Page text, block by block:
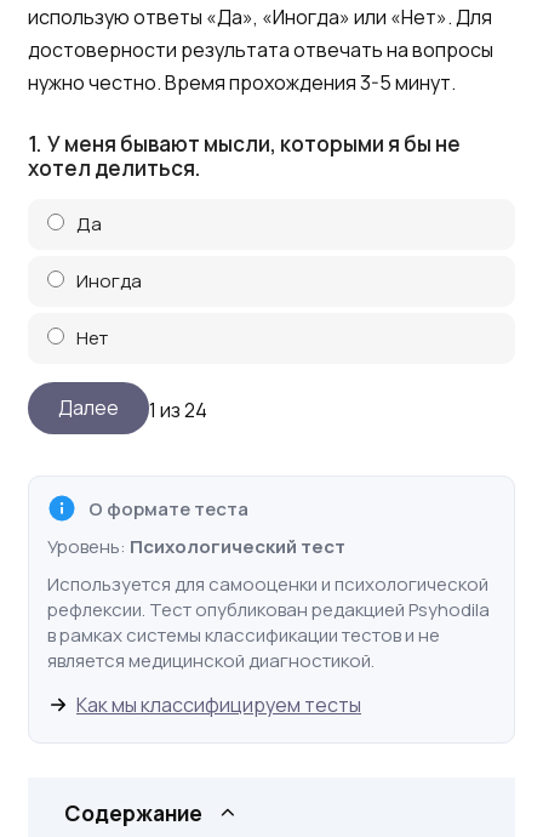
использую ответы «Да», «Иногда» или «Нет». Для
достоверности результата отвечать на вопросы
нужно честно. Время прохождения 3-5 минут.
1. У меня бывают мысли, которыми я бы не
хотел делиться.
Да
Иногда
Нет
1 из 24
О формате теста
Уровень: Психологический тест
Используется для самооценки и психологической
рефлексии. Тест опубликован редакцией Psyhodila
в рамках системы классификации тестов и не
является медицинской диагностикой.
Как мы классифицируем тесты
Содержание